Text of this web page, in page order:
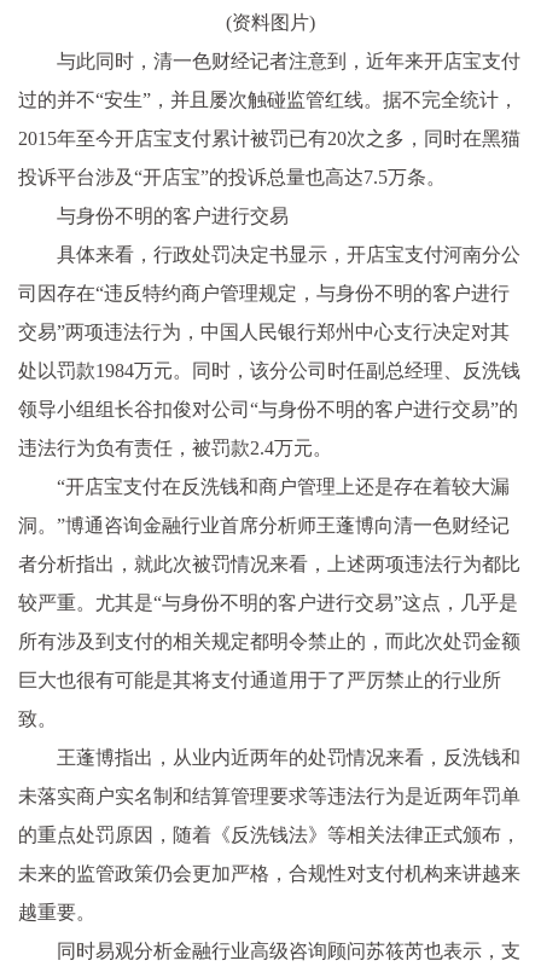
(资料图片)
与此同时，清一色财经记者注意到，近年来开店宝支付
过的并不“安生”，并且屡次触碰监管红线。据不完全统计，
2015年至今开店宝支付累计被罚已有20次之多，同时在黑猫
投诉平台涉及“开店宝”的投诉总量也高达7.5万条。
与身份不明的客户进行交易
具体来看，行政处罚决定书显示，开店宝支付河南分公
司因存在“违反特约商户管理规定，与身份不明的客户进行
交易”两项违法行为，中国人民银行郑州中心支行决定对其
处以罚款1984万元。同时，该分公司时任副总经理、反洗钱
领导小组组长谷扣俊对公司“与身份不明的客户进行交易”的
违法行为负有责任，被罚款2.4万元。
“开店宝支付在反洗钱和商户管理上还是存在着较大漏
洞。”博通咨询金融行业首席分析师王蓬博向清一色财经记
者分析指出，就此次被罚情况来看，上述两项违法行为都比
较严重。尤其是“与身份不明的客户进行交易”这点，几乎是
所有涉及到支付的相关规定都明令禁止的，而此次处罚金额
巨大也很有可能是其将支付通道用于了严厉禁止的行业所
致。
王蓬博指出，从业内近两年的处罚情况来看，反洗钱和
未落实商户实名制和结算管理要求等违法行为是近两年罚单
的重点处罚原因，随着《反洗钱法》等相关法律正式颁布，
未来的监管政策仍会更加严格，合规性对支付机构来讲越来
越重要。
同时易观分析金融行业高级咨询顾问苏筱芮也表示，支